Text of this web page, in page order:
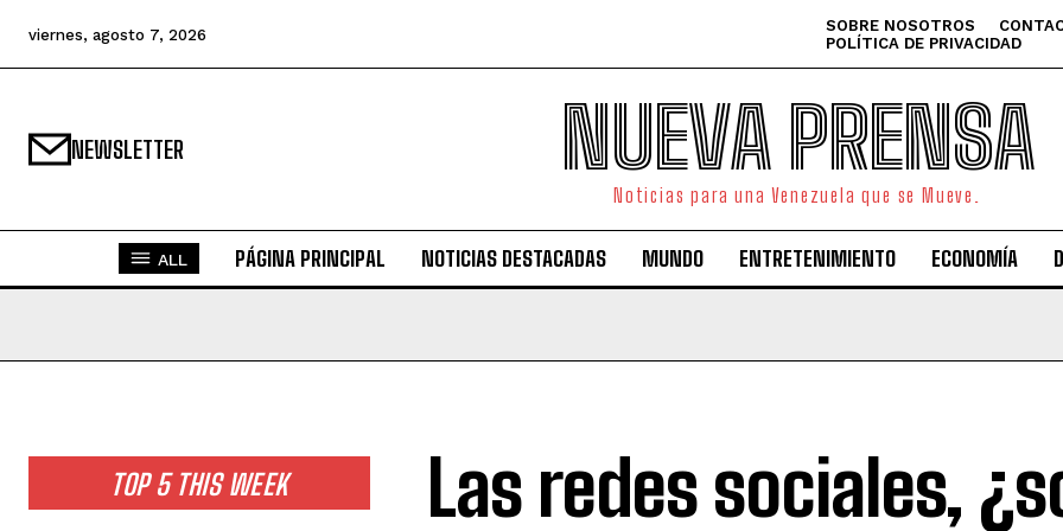
viernes, agosto 7, 2026 SOBRE NOSOTROS
POLÍTICA DE PRIVACIDAD
NEWSLETTER NUEVA PRENSA
Noticias para una Venezuela que se Mueve.
ALL PÁGINA PRINCIPAL NOTICIAS DESTACADAS MUNDO ENTRETENIMIENTO ECONOMÍA
TOP 5 THIS WEEK
Las redes sociales,